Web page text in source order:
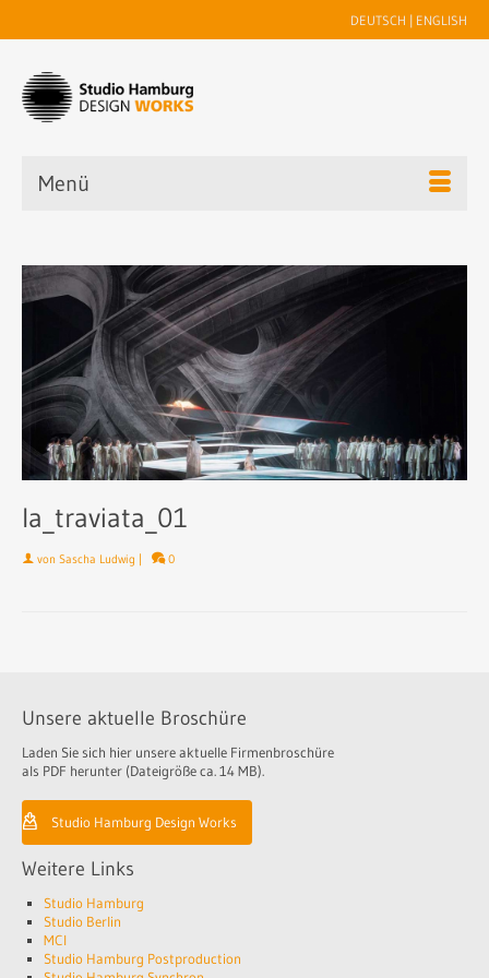
DEUTSCH | ENGLISH
Menü
la_traviata_01
von Sascha Ludwig | 0
Unsere aktuelle Broschüre
Laden Sie sich hier unsere aktuelle Firmenbroschüre
als PDF herunter (Dateigröße ca. 14 MB).
Studio Hamburg Design Works
Weitere Links
Studio Hamburg
Studio Berlin
MCI
Studio Hamburg Postproduction